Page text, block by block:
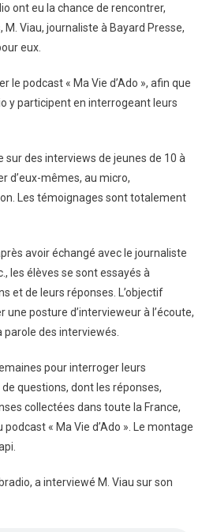
Élèves
De
Ont
Rencontré
Journaliste
À
Bayard
ont eu la chance de rencontrer,
Viau, journaliste à Bayard Presse,
eux.
le podcast « Ma Vie d’Ado », afin que
y participent en interrogeant leurs
sur des interviews de jeunes de 10 à
d’eux-mêmes, au micro,
Les témoignages sont totalement
avoir échangé avec le journaliste
les élèves se sont essayés à
et de leurs réponses. L’objectif
posture d’intervieweur à l’écoute,
des interviewés.
pour interroger leurs
questions, dont les réponses,
collectées dans toute la France,
« Ma Vie d’Ado ». Le montage
a interviewé M. Viau sur son